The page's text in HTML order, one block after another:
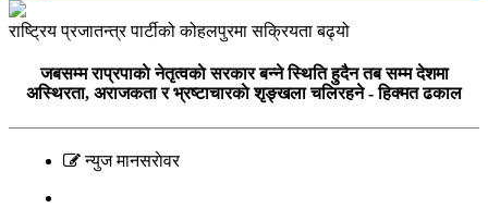
राष्ट्रिय प्रजातन्त्र पार्टीको कोहलपुरमा सक्रियता बढ्यो
जबसम्म राप्रपाकाे नेतृत्वकाे सरकार बन्ने स्थिति हुदैन तब सम्म देशमा
अस्थिरता, अराजकता र भ्रष्टाचारकाे शृङ्खला चलिरहने - हिक्मत ढकाल
न्युज मानसराेवर